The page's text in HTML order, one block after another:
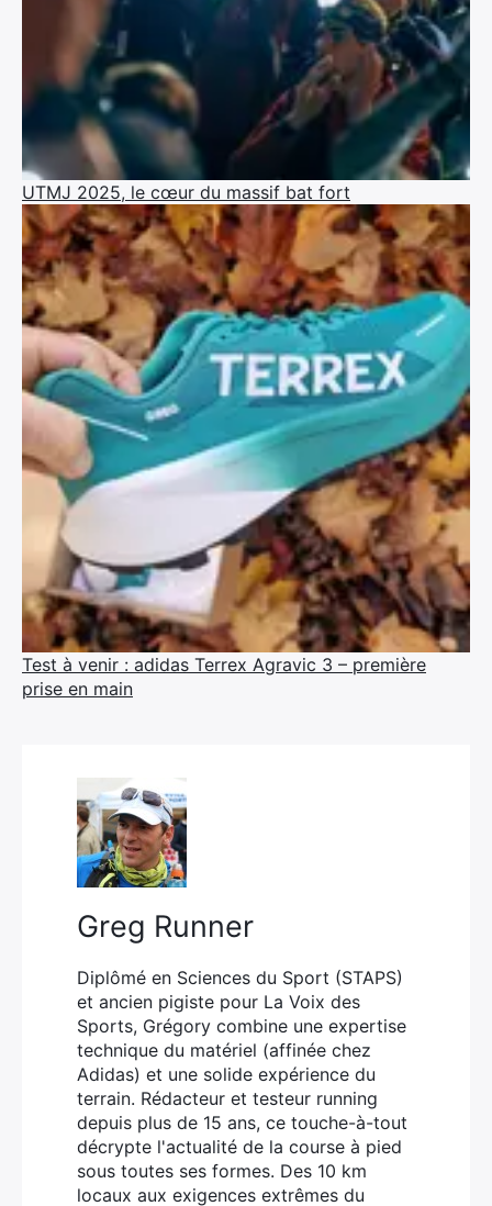
UTMJ 2025, le cœur du massif bat fort
Test à venir : adidas Terrex Agravic 3 – première
prise en main
Greg Runner
Diplômé en Sciences du Sport (STAPS)
et ancien pigiste pour La Voix des
Sports, Grégory combine une expertise
technique du matériel (affinée chez
Adidas) et une solide expérience du
terrain. Rédacteur et testeur running
depuis plus de 15 ans, ce touche-à-tout
décrypte l'actualité de la course à pied
sous toutes ses formes. Des 10 km
locaux aux exigences extrêmes du
×
Rechercher